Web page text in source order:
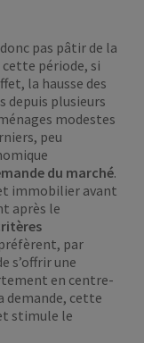
pas pâtir de la
cette période, si
la hausse des
depuis plusieurs
modestes
peu
du marché.
immobilier avant
après le
par
s’offrir une
en centre-
demande, cette
stimule le